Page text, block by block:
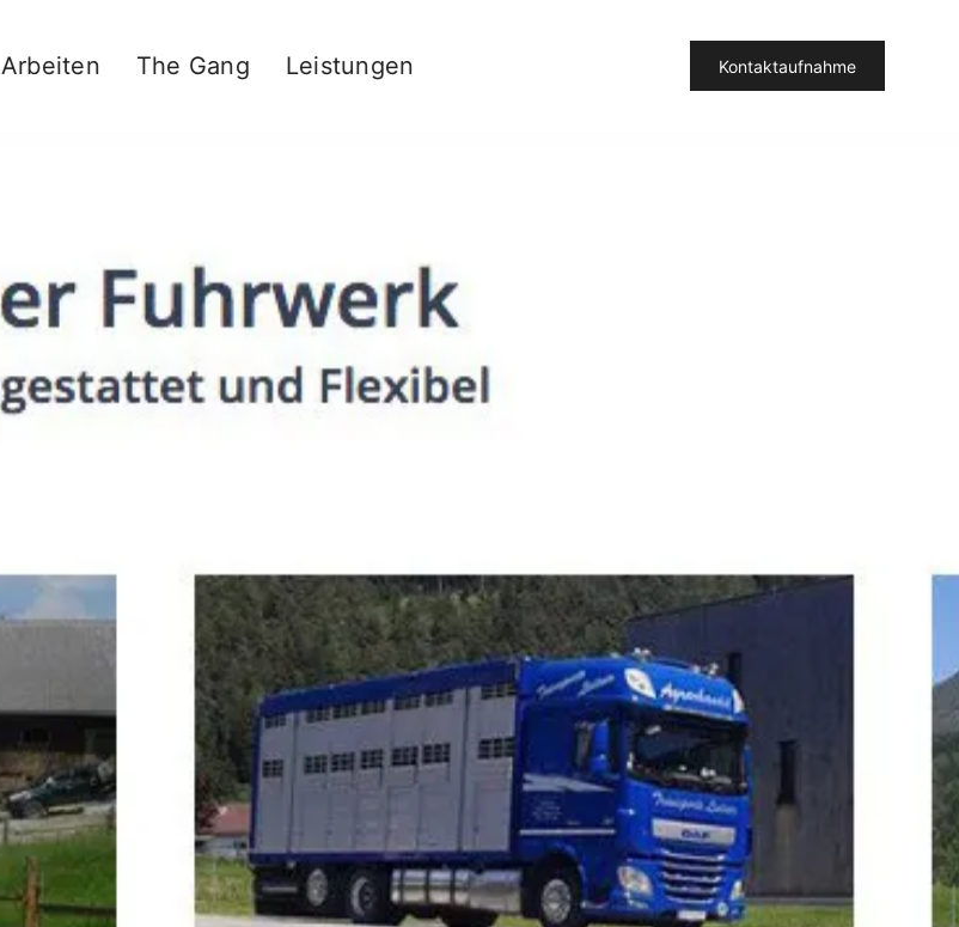
Arbeiten The Gang Leistungen Kontaktaufnahme